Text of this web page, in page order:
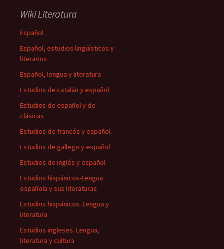
Wiki Literatura
Español
Español, estudios lingüísticos y
literarios
Español, lengua y literatura
Estudios de catalán y español
Estudios de español y de
clásicas
Estudios de francés y español
Estudios de gallego y español
Estudios de inglés y español
Estudios hispánicos-Lengua
española y sus literaturas
Estudios hispánicos. Lengua y
literatura
Estudios ingleses. Lengua,
literatura y cultura